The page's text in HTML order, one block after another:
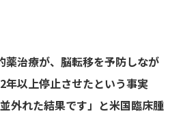
薬治療が、脳転移を予防しなが
年以上停止させたという事実
外れた結果です」と米国臨床腫